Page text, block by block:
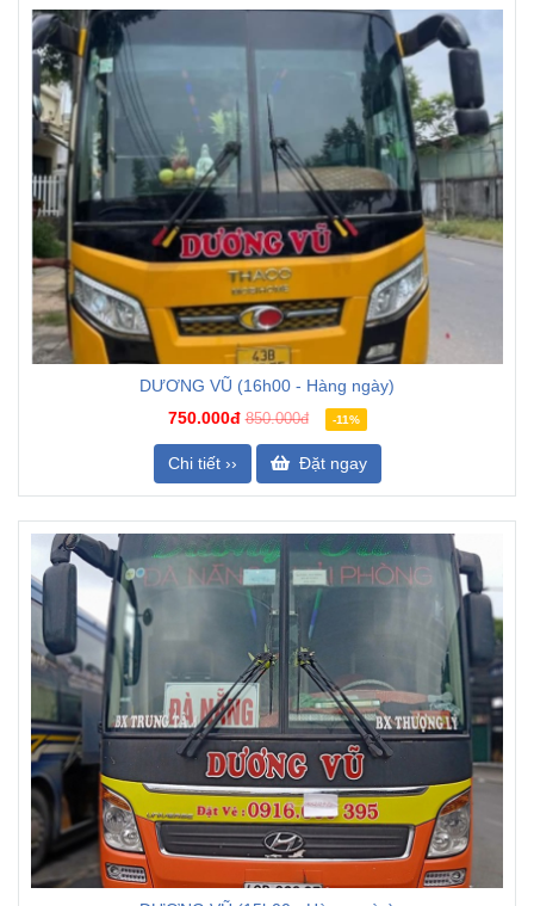
DƯƠNG VŨ (16h00 - Hàng ngày)
750.000đ 850.000đ -11%
Chi tiết ›› Đặt ngay